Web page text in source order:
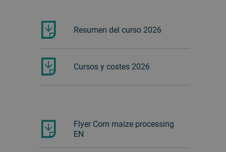
Resumen del curso 2026
Cursos y costes 2026
Flyer Corn maize processing
EN